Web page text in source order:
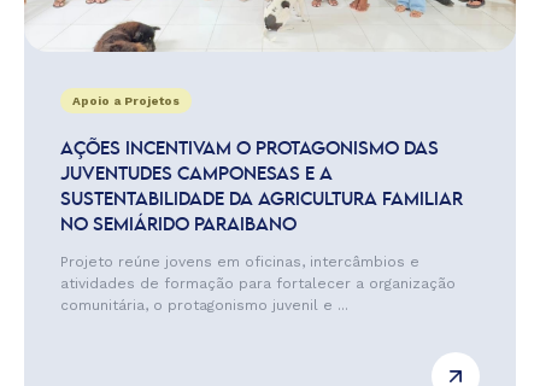
Apoio a Projetos
AÇÕES INCENTIVAM O PROTAGONISMO DAS
JUVENTUDES CAMPONESAS E A
SUSTENTABILIDADE DA AGRICULTURA FAMILIAR
NO SEMIÁRIDO PARAIBANO
Projeto reúne jovens em oficinas, intercâmbios e
atividades de formação para fortalecer a organização
comunitária, o protagonismo juvenil e ...